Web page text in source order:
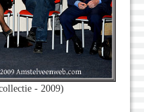
- 2009)